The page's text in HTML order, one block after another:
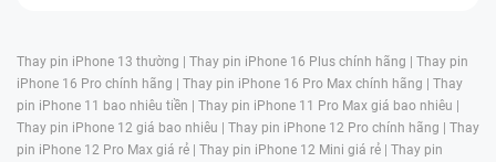
Thay pin iPhone 13 thường | Thay pin iPhone 16 Plus chính hãng | Thay pin
iPhone 16 Pro chính hãng | Thay pin iPhone 16 Pro Max chính hãng | Thay
pin iPhone 11 bao nhiêu tiền | Thay pin iPhone 11 Pro Max giá bao nhiêu |
Thay pin iPhone 12 giá bao nhiêu | Thay pin iPhone 12 Pro chính hãng | Thay
pin iPhone 12 Pro Max giá rẻ | Thay pin iPhone 12 Mini giá rẻ | Thay pin